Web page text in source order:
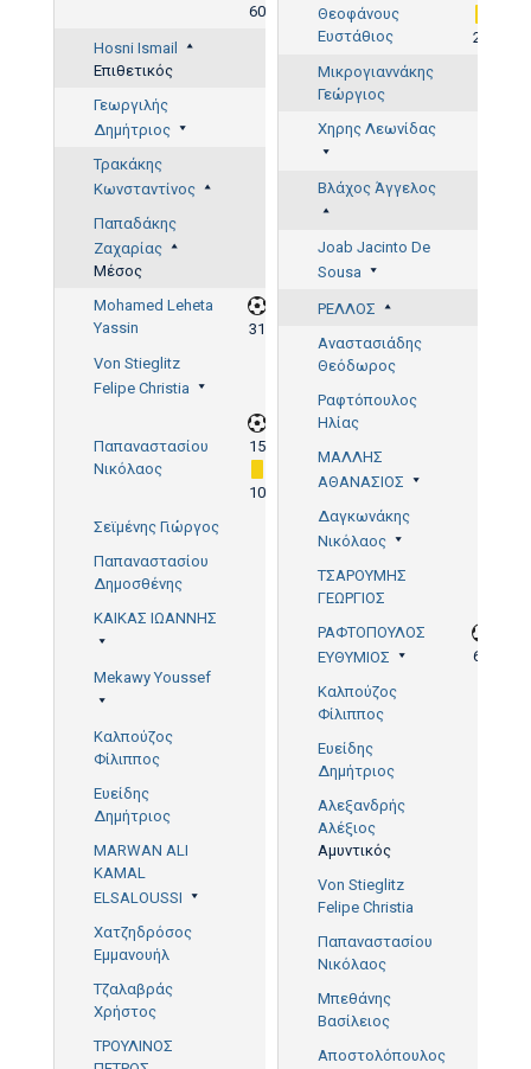
60'
Hosni Ismail
Επιθετικός
Γεωργιλής
Δημήτριος
Τρακάκης
Κωνσταντίνος
Παπαδάκης
Ζαχαρίας
Μέσος
Mohamed Leheta
Yassin
31'
Von Stieglitz
Felipe Christia
Παπαναστασίου
Νικόλαος
15'
10'
Σεϊμένης Γιώργος
Παπαναστασίου
Δημοσθένης
ΚΑΙΚΑΣ ΙΩΑΝΝΗΣ
Mekawy Youssef
Καλπούζος
Φίλιππος
Ευείδης
Δημήτριος
MARWAN ALI
KAMAL
ELSALOUSSI
Χατζηδρόσος
Εμμανουήλ
Τζαλαβράς
Χρήστος
ΤΡΟΥΛΙΝΟΣ
Θεοφάνους
Ευστάθιος
23'
Μικρογιαννάκης
Γεώργιος
Χηρης Λεωνίδας
Βλάχος Άγγελος
Joab Jacinto De
Sousa
ΡΕΛΛΟΣ
Αναστασιάδης
Θεόδωρος
Ραφτόπουλος
Ηλίας
ΜΑΛΛΗΣ
ΑΘΑΝΑΣΙΟΣ
Δαγκωνάκης
Νικόλαος
ΤΣΑΡΟΥΜΗΣ
ΓΕΩΡΓΙΟΣ
ΡΑΦΤΟΠΟΥΛΟΣ
ΕΥΘΥΜΙΟΣ
65'
Καλπούζος
Φίλιππος
Ευείδης
Δημήτριος
Αλεξανδρής
Αλέξιος
Αμυντικός
Von Stieglitz
Felipe Christia
Παπαναστασίου
Νικόλαος
Μπεθάνης
Βασίλειος
Αποστολόπουλος